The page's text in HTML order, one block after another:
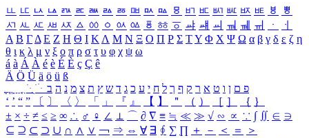
ㅥ ㅦ ㅧ ㅨ ㅩ ㅪ ㅫ ㅬ ㅭ ㅮ ㅯ ㅰ ㅱ ㅲ ㅳ ㅴ ㅵ ㅶ ㅷ ㅸ
ㅹ
ㅺ ㅻ ㅼ ㅽ ㅾ ㅿ ㆀ ㆁ ㆂ ㆃ ㆄ ㆅ ㆆ ㆇ ㆈ ㆉ ㆊ ㆋ ㆌ ㆍ
ㆎ
Α Β ΓΔ Ε Ζ Η Θ Ι ΚΛ Μ Ν Ξ Ο Π Ρ Σ ΤΥ Φ Χ Ψ Ω α β γ δ ε ζ η
θ ι κ λ μ ν ξ ο π ρ σ τ υ φ χ ψ ω
á à Á À é è É È ç Ç ê
Ä Ö Ü ä ö ü ß
ִֶֹ ֻּ ׁׂ פ ם ן ו ט א ר ק ף ך ל ח י ע כ ג ד ש ץ ת צ מ נ ה ב
‘ ’ “ ” 〔 〕 〈 〉 「 」 『 』 【 】 ＂ （ ） ［ ］ ｛ ｝
± × ÷ ≠ ≤ ≥ ∞ ∴ ♂ ♀ ∠ ⊥ ⌒ ∂ ∇ ≡ ≒ ≪ ≫ √ ∽ ∝ ∵ ∫ ∬ ∈ ∋
⊆ ⊇ ⊂ ⊃ ∪ ∩ ∧ ∨ ￢ ⇒ ⇔ ∀ ∃ ∮ ∑ ∏ ＋ － ＜ ＝
＞